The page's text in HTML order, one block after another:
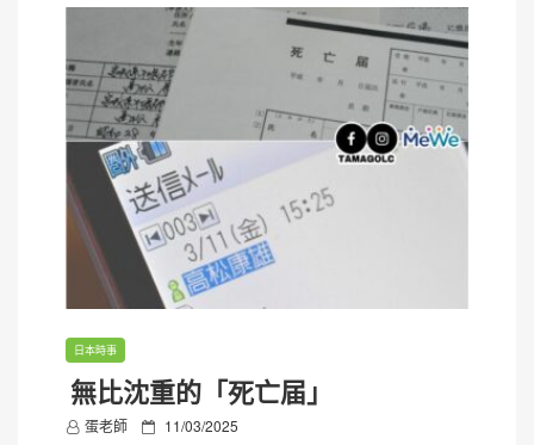
日本時事
無比沈重的「死亡届」
蛋老師
P 11/03/2025